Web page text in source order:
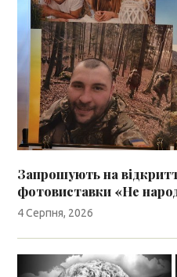
Запрошують на
фотовиставки «Не
4 Серпня, 2026